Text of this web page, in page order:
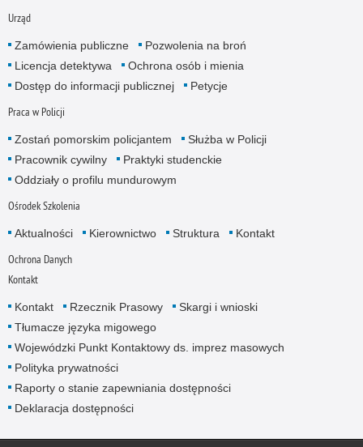
Urząd
Zamówienia publiczne
Pozwolenia na broń
Licencja detektywa
Ochrona osób i mienia
Dostęp do informacji publicznej
Petycje
Praca w Policji
Zostań pomorskim policjantem
Służba w Policji
Pracownik cywilny
Praktyki studenckie
Oddziały o profilu mundurowym
Ośrodek Szkolenia
Aktualności Kierownictwo Struktura Kontakt
Ochrona Danych
Kontakt
Kontakt Rzecznik Prasowy
Skargi i wnioski
Tłumacze języka migowego
Wojewódzki Punkt Kontaktowy ds. imprez masowych
Polityka prywatności
Raporty o stanie zapewniania dostępności
Deklaracja dostępności